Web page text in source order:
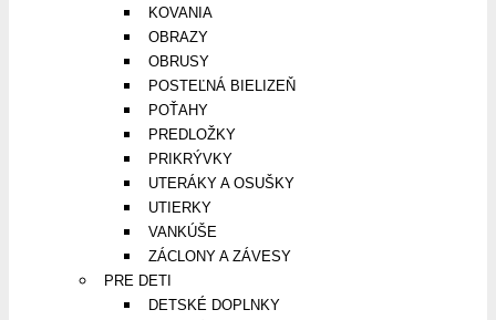
KOVANIA
OBRAZY
OBRUSY
POSTEĽNÁ BIELIZEŇ
POŤAHY
PREDLOŽKY
PRIKRÝVKY
UTERÁKY A OSUŠKY
UTIERKY
VANKÚŠE
ZÁCLONY A ZÁVESY
PRE DETI
DETSKÉ DOPLNKY